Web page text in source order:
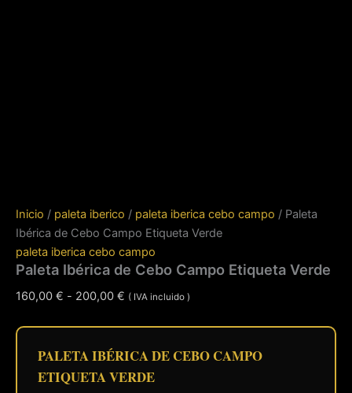
Inicio / paleta iberico / paleta iberica cebo campo / Paleta
Ibérica de Cebo Campo Etiqueta Verde
paleta iberica cebo campo
Paleta Ibérica de Cebo Campo Etiqueta Verde
160,00 € - 200,00 € Rango
desde
160,00 €
( IVA incluido )
PALETA IBÉRICA DE CEBO CAMPO
ETIQUETA VERDE